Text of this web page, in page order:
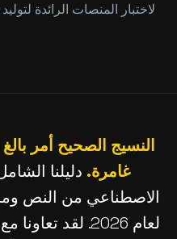
لاختبار المنصات الرائدة
النسيج الصحيح أمر بالغ
غامرة. دليلنا
الاصطناعي من النص
لعام 2026. لقد